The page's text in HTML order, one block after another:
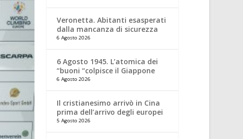
Veronetta. Abitanti esasperati
dalla mancanza di sicurezza
6 Agosto 2026
6 Agosto 1945. L’atomica dei
“buoni “colpisce il Giappone
6 Agosto 2026
Il cristianesimo arrivò in Cina
prima dell’arrivo degli europei
5 Agosto 2026